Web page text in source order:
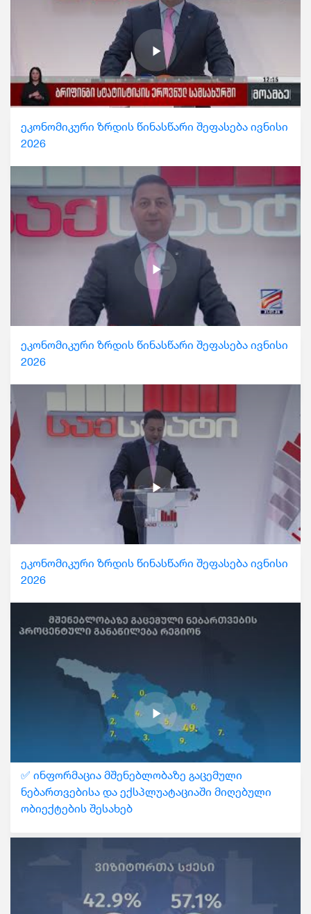
ეკონომიკური ზრდის წინასწარი შეფასება ივნისი
2026
ეკონომიკური ზრდის წინასწარი შეფასება ივნისი
2026
ეკონომიკური ზრდის წინასწარი შეფასება ივნისი
2026
✅ ინფორმაცია მშენებლობაზე გაცემული
ნებართვებისა და ექსპლუატაციაში მიღებული
ობიექტების შესახებ